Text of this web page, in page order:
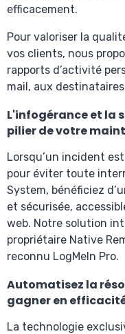
efficacement.
Pour valoriser la
vos clients, nous
rapports d’activité
mail, aux
L'infogérance et la
pilier de votre
Lorsqu’un incident
pour éviter toute
System, bénéficiez
et sécurisée,
web. Notre solution
propriétaire Native
reconnu LogMeIn Pro.
Automatisez la
gagner en
La technologie